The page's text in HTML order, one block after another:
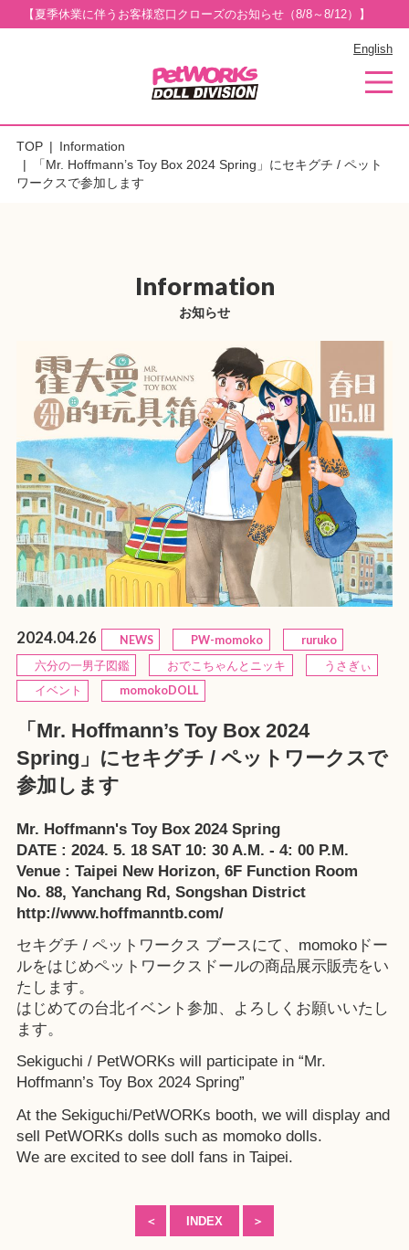
【夏季休業に伴うお客様窓口クローズのお知らせ（8/8～8/12）】
English
TOP
Information
「Mr. Hoffmann’s Toy Box 2024 Spring」にセキグチ / ペット
ワークスで参加します
Information
お知らせ
2024.04.26 NEWS PW-momoko
ruruko
六分の一男子図鑑
おでこちゃんとニッキ
うさぎぃ
イベント
momokoDOLL
「Mr. Hoffmann’s Toy Box 2024
Spring」にセキグチ / ペットワークスで
参加します
Mr. Hoffmann's Toy Box 2024 Spring
DATE : 2024. 5. 18 SAT 10: 30 A.M. - 4: 00 P.M.
Venue : Taipei New Horizon, 6F Function Room
No. 88, Yanchang Rd, Songshan District
http://www.hoffmanntb.com/
セキグチ / ペットワークス ブースにて、momokoドー
ルをはじめペットワークスドールの商品展示販売をい
たします。
はじめての台北イベント参加、よろしくお願いいたし
ます。
Sekiguchi / PetWORKs will participate in “Mr.
Hoffmann’s Toy Box 2024 Spring”
At the Sekiguchi/PetWORKs booth, we will display and
sell PetWORKs dolls such as momoko dolls.
We are excited to see doll fans in Taipei.
＜ INDEX ＞